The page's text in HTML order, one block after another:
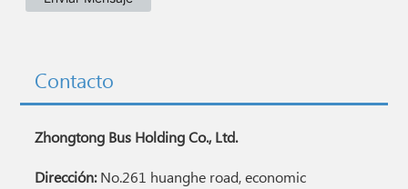
Contacto
Zhongtong Bus Holding Co., Ltd.
Dirección:No.261 huanghe road, economic